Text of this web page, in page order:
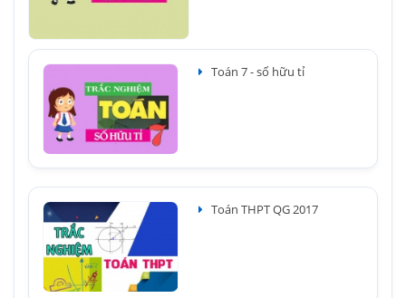
Toán 7 - số hữu tỉ
Toán THPT QG 2017